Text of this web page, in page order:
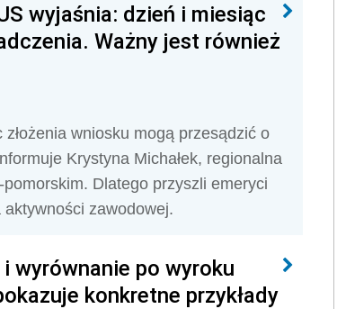
wyjaśnia: dzień i miesiąc
Ważny jest również
wniosku mogą przesądzić o
Krystyna Michałek, regionalna
Dlatego przyszli emeryci
zawodowej.
wyrównanie po wyroku
konkretne przykłady